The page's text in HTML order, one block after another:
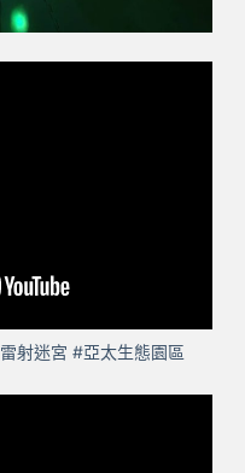
雷射迷宮 #亞太生態園區